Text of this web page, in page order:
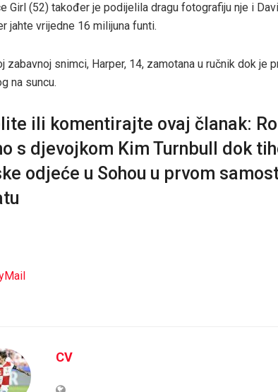
Girl (52) također je podijelila dragu fotografiju nje i
jahte vrijedne 16 milijuna funti.
zabavnoj snimci, Harper, 14, zamotana u ručnik dok je
na suncu.
ili komentirajte ovaj članak:
s djevojkom Kim Turnbull dok
odjeće u Sohou u prvom
CV